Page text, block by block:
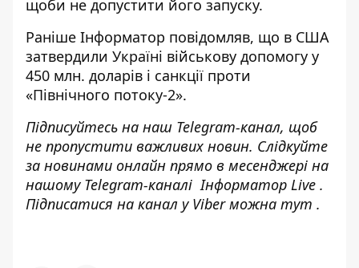
щоби не допустити його запуску.
Раніше Інформатор повідомляв, що в США
затвердили Україні військову допомогу у
450 млн. доларів і санкції проти
«Північного потоку-2».
Підписуйтесь на наш Telegram-канал, щоб
не пропустити важливих новин. Слідкуйте
за новинами онлайн прямо в месенджері на
нашому Telegram-каналіІнформатор Live .
Підписатися на канал у Viber можна тут .